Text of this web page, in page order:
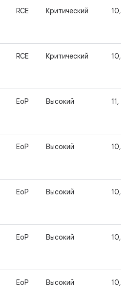
RCE Критический 10,
RCE Критический 10,
EoP Высокий 11,
EoP Высокий 10,
EoP Высокий 10,
EoP Высокий 10,
EoP Высокий 10,